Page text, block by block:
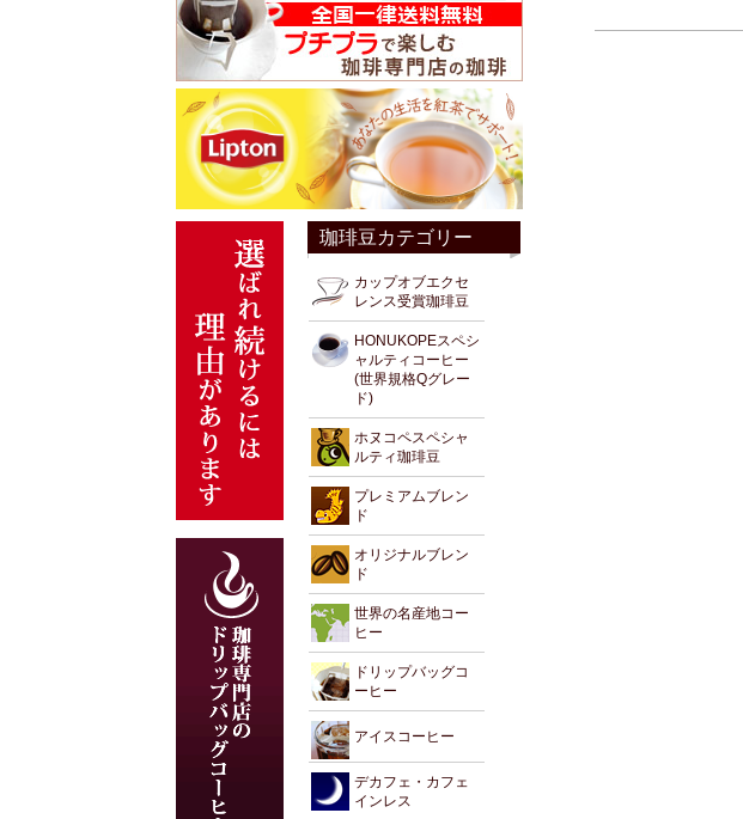
珈琲豆カテゴリー
カップオブエクセ
レンス受賞珈琲豆
HONUKOPEスペシ
ャルティコーヒー
(世界規格Qグレー
ド)
ホヌコペスペシャ
ルティ珈琲豆
プレミアムブレン
ド
オリジナルブレン
ド
世界の名産地コー
ヒー
ドリップバッグコ
ーヒー
アイスコーヒー
デカフェ・カフェ
インレス